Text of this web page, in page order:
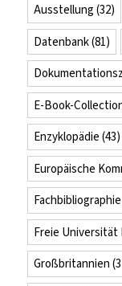
Ausstellung (32)
Datenbank(81)
E-Book-
Enzyklopädie (43)
Europäische
Fachbibliographie
Freie Universität
Großbritannien